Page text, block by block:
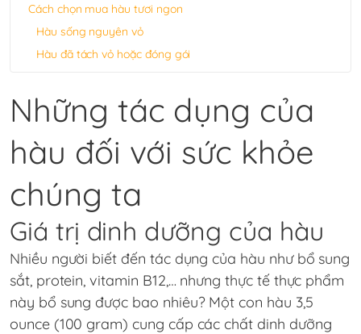
Cách chọn mua hàu tươi ngon
Hàu sống nguyên vỏ
Hàu đã tách vỏ hoặc đóng gói
Những tác dụng của
hàu đối với sức khỏe
chúng ta
Giá trị dinh dưỡng của hàu
Nhiều người biết đến tác dụng của hàu như bổ sung
sắt, protein, vitamin B12,… nhưng thực tế thực phẩm
này bổ sung được bao nhiêu? Một con hàu 3,5
ounce (100 gram) cung cấp các chất dinh dưỡng